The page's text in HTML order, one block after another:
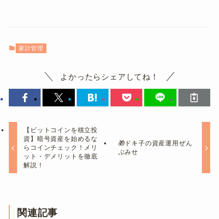
家計管理
よかったらシェアしてね！
【ビットコインを積立投
資】暗号資産を始めるな
らコインチェック！メリ
ット・デメリットを徹底
解説！
🎁ドキ子の資産運用ぜん
ぶみせ
関連記事